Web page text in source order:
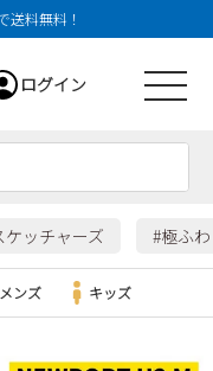
送料無料！
ログイン
ケッチャーズ #極ふ
メンズ
キッズ